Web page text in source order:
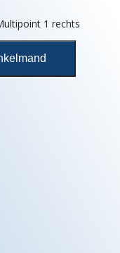
1 rechts